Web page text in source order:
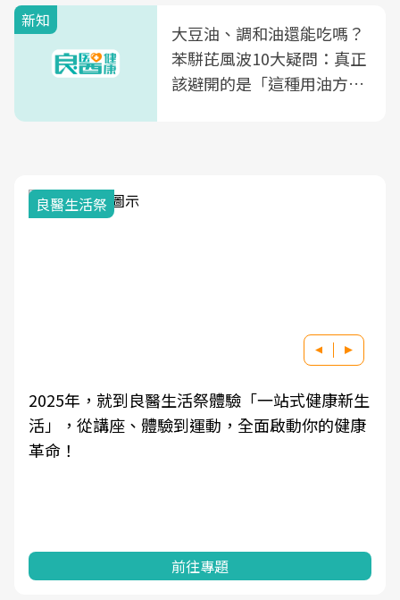
新知
大豆油、調和油還能吃嗎？
苯駢芘風波10大疑問：真正
該避開的是「這種用油方
良醫生活祭
2025年，就到良醫生活祭體驗「一站式健康新生
活」，從講座、體驗到運動，全面啟動你的健康
革命！
前往專題